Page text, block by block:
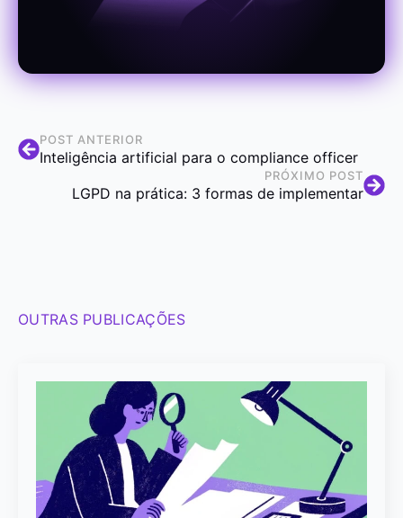
POST ANTERIOR
Inteligência artificial para o compliance officer
PRÓXIMO POST
LGPD na prática: 3 formas de implementar
OUTRAS PUBLICAÇÕES